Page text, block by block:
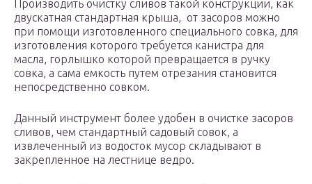
Производить очистку сливов такой конструкции, как
двускатная стандартная крыша, от засоров можно
при помощи изготовленного специального совка, для
изготовления которого требуется канистра для
масла, горлышко которой превращается в ручку
совка, а сама емкость путем отрезания становится
непосредственно совком.
Данный инструмент более удобен в очистке засоров
сливов, чем стандартный садовый совок, а
извлеченный из водосток мусор складывают в
закрепленное на лестнице ведро.